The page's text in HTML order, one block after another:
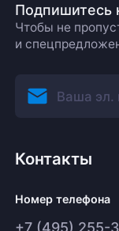
Подпишитесь
Чтобы не
и
Контакты
Номер телефона
+7 (495) 255-